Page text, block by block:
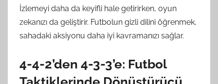
İzlemeyi daha da keyifli hale getirirken, oyun
zekanızı da geliştirir. Futbolun gizli dilini öğrenmek,
sahadaki aksiyonu daha iyi kavramanızı sağlar.
4-4-2’den 4-3-3’e: Futbol